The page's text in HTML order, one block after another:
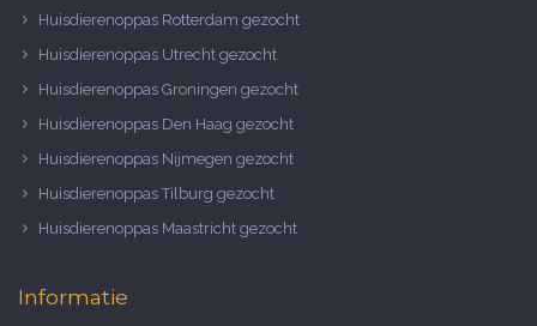
Huisdierenoppas Rotterdam gezocht
Huisdierenoppas Utrecht gezocht
Huisdierenoppas Groningen gezocht
Huisdierenoppas Den Haag gezocht
Huisdierenoppas Nijmegen gezocht
Huisdierenoppas Tilburg gezocht
Huisdierenoppas Maastricht gezocht
Informatie